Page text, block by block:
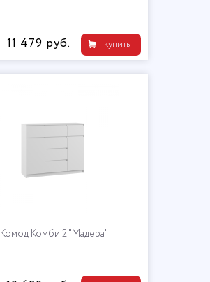
купить
11 479 руб.
Комод Комби 2 "Мадера"